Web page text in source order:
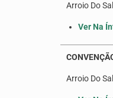
Arroio Do
Ver Na
Arroio Do